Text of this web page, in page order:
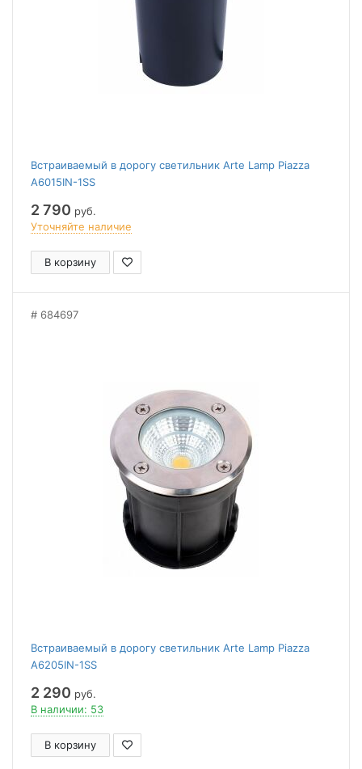
Встраиваемый в дорогу светильник Arte Lamp Piazza
A6015IN-1SS
2 790 руб.
Уточняйте наличие
В корзину
684697
Встраиваемый в дорогу светильник Arte Lamp Piazza
A6205IN-1SS
2 290 руб.
В наличии: 53
В корзину